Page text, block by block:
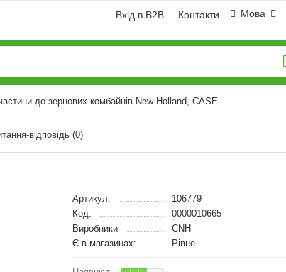
Мова
Вхід в B2B Контакти
до зернових комбайнів New Holland, CASE
відповідь (0)
Артикул:
106779
Код:
0000010665
Виробники
CNH
Є в магазинах:
Рівне